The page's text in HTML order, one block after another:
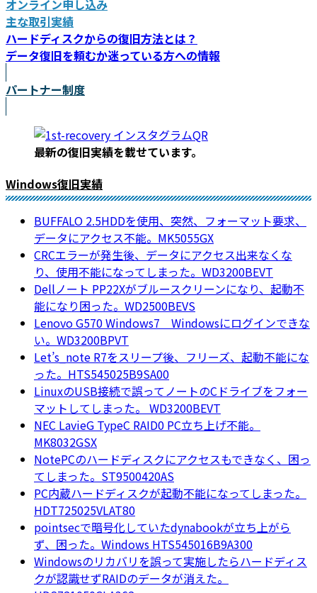
オンライン申し込み
主な取引実績
ハードディスクからの復旧方法とは？
データ復旧を頼むか迷っている方への情報
パートナー制度
最新の復旧実績を載せています。
Windows復旧実績
BUFFALO 2.5HDDを使用、突然、フォーマット要求、
データにアクセス不能。MK5055GX
CRCエラーが発生後、データにアクセス出来なくな
り、使用不能になってしまった。WD3200BEVT
Dellノート PP22Xがブルースクリーンになり、起動不
能になり困った。WD2500BEVS
Lenovo G570 Windows7 Windowsにログインできな
い。WD3200BPVT
Let’s_note R7をスリープ後、フリーズ、起動不能にな
った。HTS545025B9SA00
LinuxのUSB接続で誤ってノートのCドライブをフォー
マットしてしまった。 WD3200BEVT
NEC LavieG TypeC RAID0 PC立ち上げ不能。
MK8032GSX
NotePCのハードディスクにアクセスもできなく、困っ
てしまった。ST9500420AS
PC内蔵ハードディスクが起動不能になってしまった。
HDT725025VLAT80
pointsecで暗号化していたdynabookが立ち上がら
ず、困った。Windows HTS545016B9A300
Windowsのリカバリを誤って実施したらハードディス
クが認識せずRAIDのデータが消えた。